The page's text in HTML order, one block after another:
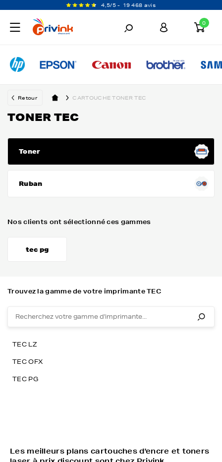
4,5/5 - 19 468 avis
0
Retour CARTOUCHE TONER TEC
TONER TEC
Toner
Ruban
Nos clients ont sélectionné ces gammes
tec pg
Trouvez la gamme de votre imprimante TEC
TEC LZ
TEC OFX
TEC PG
Les meilleurs plans cartouches d'encre et toners